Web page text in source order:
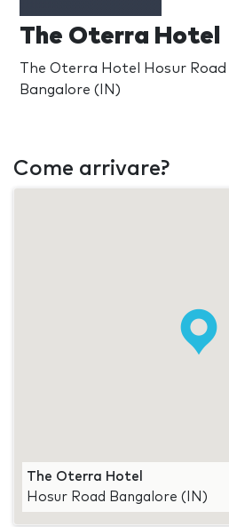
The Oterra Hotel
The Oterra Hotel Hosur Road
Bangalore (IN)
Come arrivare?
The Oterra Hotel
Hosur Road Bangalore (IN)